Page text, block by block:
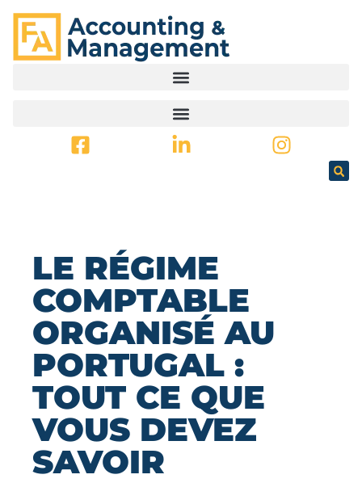
PRINCIPAL
LE RÉGIME
COMPTABLE
ORGANISÉ AU
PORTUGAL :
TOUT CE QUE
VOUS DEVEZ
SAVOIR